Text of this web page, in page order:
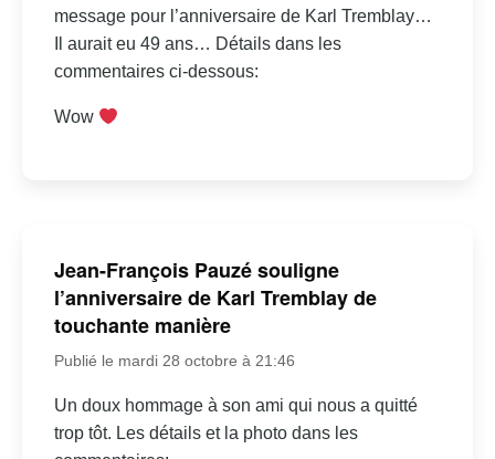
message pour l’anniversaire de Karl Tremblay…
Il aurait eu 49 ans… Détails dans les
commentaires ci-dessous:
Wow
Jean-François Pauzé souligne
l’anniversaire de Karl Tremblay de
touchante manière
Publié le mardi 28 octobre à 21:46
Un doux hommage à son ami qui nous a quitté
trop tôt. Les détails et la photo dans les